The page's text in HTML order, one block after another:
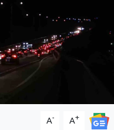
A- A+